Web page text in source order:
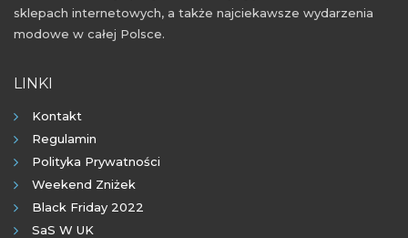
sklepach internetowych, a także najciekawsze wydarzenia
modowe w całej Polsce.
LINKI
Kontakt
Regulamin
Polityka Prywatności
Weekend Zniżek
Black Friday 2022
SaS W UK